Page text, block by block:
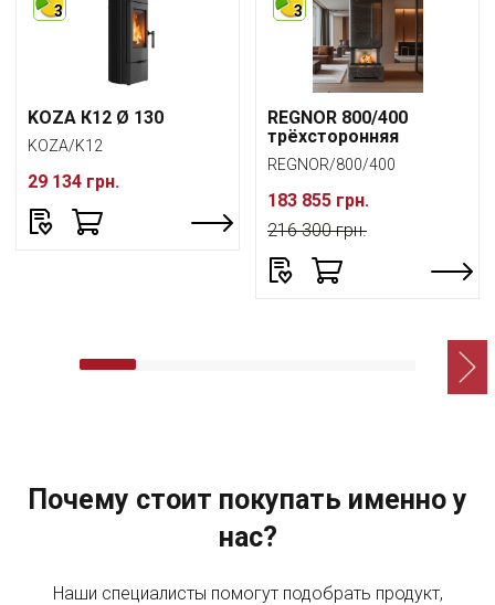
3
KOZA К12 Ø 130
KOZA/K12
29 134 грн.
3
REGNOR 800/400
трёхсторонняя
REGNOR/800/400
183 855 грн.
216 300 грн.
Почему стоит покупать именно у
нас?
Наши специалисты помогут подобрать продукт,